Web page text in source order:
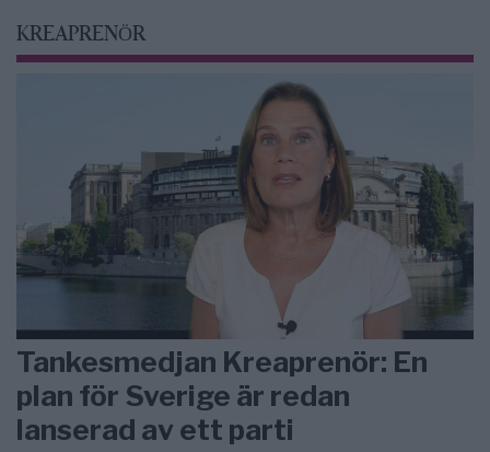
KREAPRENÖR
Tankesmedjan Kreaprenör: En
plan för Sverige är redan
lanserad av ett parti